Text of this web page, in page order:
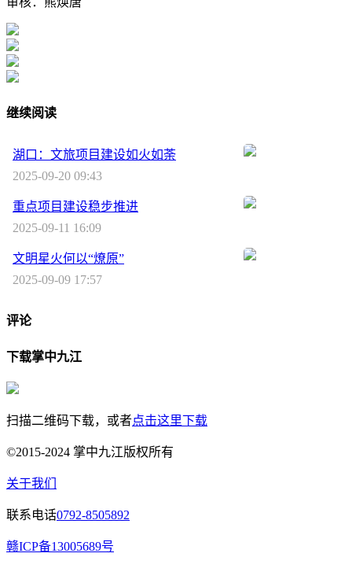
继续阅读
湖口：文旅项目建设如火如荼
2025-09-20 09:43
重点项目建设稳步推进
2025-09-11 16:09
文明星火何以“燎原”
2025-09-09 17:57
评论
下载掌中九江
扫描二维码下载，或者点击这里下载
©2015-2024 掌中九江版权所有
关于我们
联系电话0792-8505892
赣ICP备13005689号